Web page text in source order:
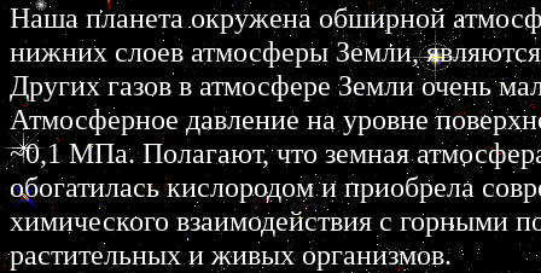
Наша планета окружена обширной
нижних слоев атмосферы Земли,
Других газов в атмосфере Земли очень
Атмосферное давление на уровне
~0,1 MПа. Полагают, что земная
обогатилась кислородом и приобрела
химического взаимодействия с горными
растительных и живых организмов.